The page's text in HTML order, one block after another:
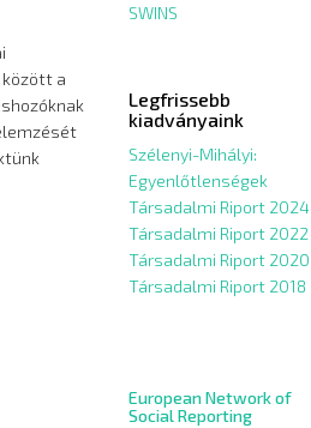
a
SWINS
Legfrissebb
kiadványaink
Szélenyi-Mihályi:
Egyenlőtlenségek
Társadalmi Riport 2024
Társadalmi Riport 2022
Társadalmi Riport 2020
Társadalmi Riport 2018
European Network of
Social Reporting